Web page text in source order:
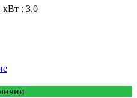
кВт : 3,0